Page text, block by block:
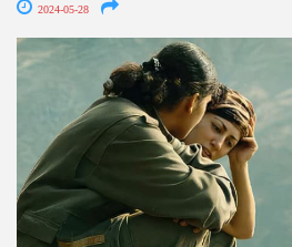
2024-05-28